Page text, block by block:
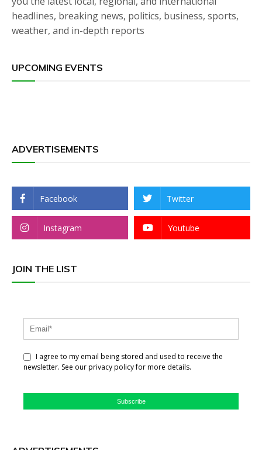
headlines, breaking news, politics, business, sports,
weather, and in-depth reports
UPCOMING EVENTS
ADVERTISEMENTS
Facebook Twitter
Instagram Youtube
JOIN THE LIST
I agree to my email being stored and used to receive the
newsletter. See our privacy policy for more details.
Subscribe